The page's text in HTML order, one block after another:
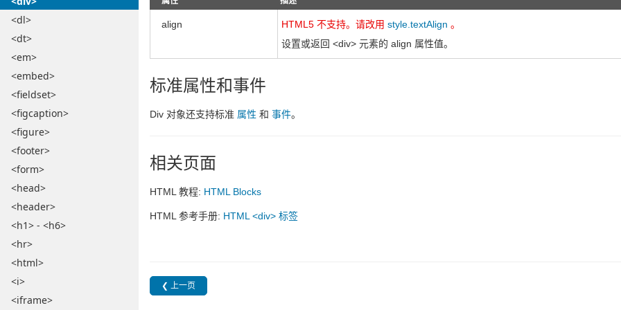
<dl>
<dt>
<em>
<embed>
<fieldset>
<figcaption>
<figure>
<footer>
<form>
<head>
<header>
<h1> - <h6>
<hr>
<html>
<i>
<iframe>
align HTML5 不支持。请改用 style.textAlign 。
设置或返回 <div> 元素的 align 属性值。
标准属性和事件
Div 对象还支持标准 属性 和 事件。
相关页面
HTML 教程: HTML Blocks
HTML 参考手册: HTML <div> 标签
❮ 上一页